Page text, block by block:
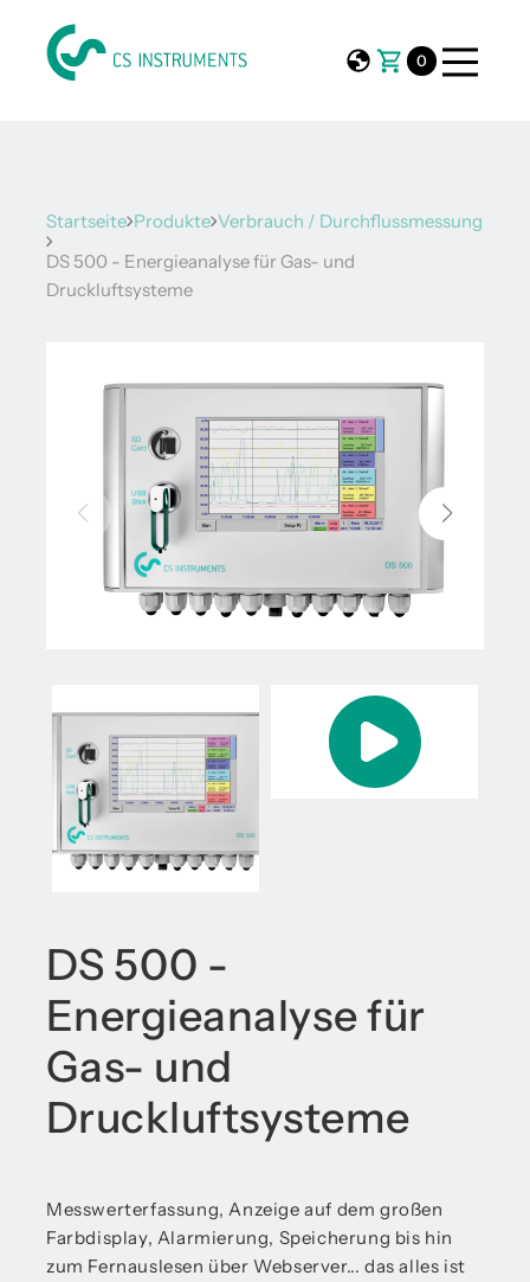
0
Startseite Produkte Verbrauch / Durchflussmessung
DS 500 - Energieanalyse für Gas- und
Druckluftsysteme
DS 500 -
Energieanalyse für
Gas- und
Druckluftsysteme
Messwerterfassung, Anzeige auf dem großen
Farbdisplay, Alarmierung, Speicherung bis hin
zum Fernauslesen über Webserver... das alles ist